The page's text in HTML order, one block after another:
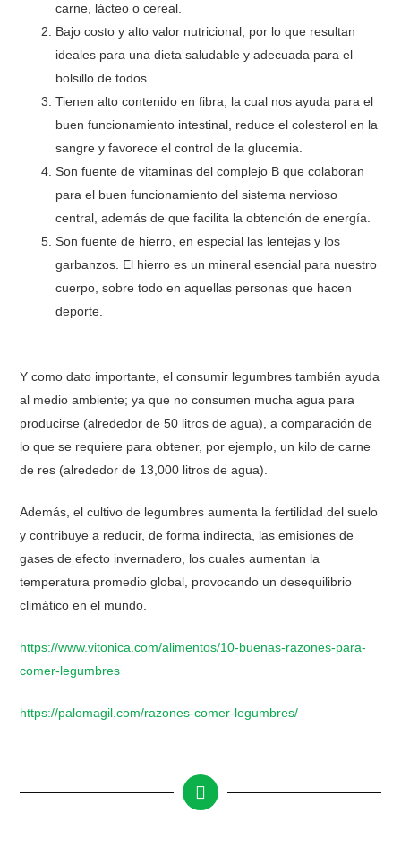
carne, lácteo o cereal.
Bajo costo y alto valor nutricional, por lo que resultan
ideales para una dieta saludable y adecuada para el
bolsillo de todos.
Tienen alto contenido en fibra, la cual nos ayuda para el
buen funcionamiento intestinal, reduce el colesterol en la
sangre y favorece el control de la glucemia.
Son fuente de vitaminas del complejo B que colaboran
para el buen funcionamiento del sistema nervioso
central, además de que facilita la obtención de energía.
Son fuente de hierro, en especial las lentejas y los
garbanzos. El hierro es un mineral esencial para nuestro
cuerpo, sobre todo en aquellas personas que hacen
deporte.
Y como dato importante, el consumir legumbres también ayuda
al medio ambiente; ya que no consumen mucha agua para
producirse (alrededor de 50 litros de agua), a comparación de
lo que se requiere para obtener, por ejemplo, un kilo de carne
de res (alrededor de 13,000 litros de agua).
Además, el cultivo de legumbres aumenta la fertilidad del suelo
y contribuye a reducir, de forma indirecta, las emisiones de
gases de efecto invernadero, los cuales aumentan la
temperatura promedio global, provocando un desequilibrio
climático en el mundo.
https://www.vitonica.com/alimentos/10-buenas-razones-para-
comer-legumbres
https://palomagil.com/razones-comer-legumbres/